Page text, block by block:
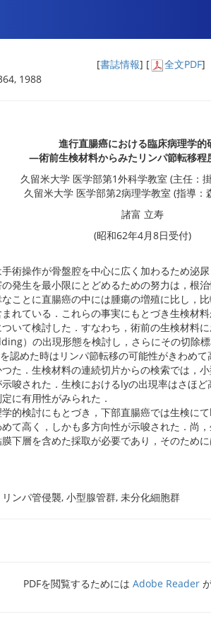
[書誌情報] [ 全文PDF]
1988
進行直腸癌における臨床病理学的
―術前生検材料からみたリンパ節転移
久留米大学 医学部第1外科学教室 (主任：
久留米大学 医学部第2病理学教室 (指導：
諸富 立寿
(昭和62年4月8日受付)
術操作が骨盤腔を中心に広く加わるため泌
発生を最小限にとどめるための努力は，根
ことに直腸癌の中には腫瘍の増殖に比し，
れている．これらの事実にもとづき生検材
いて検討した．すなわち，術前の生検材料
）の出現形態を検討し，さらにその切除
認めた時はリンパ節転移の可能性がきわめ
た．生検材料の連続切片からの検索では，
唆された．生検におけるlyの出現率はさほ
に有用性がみられた．
的検討にもとづき，下部直腸癌では生検に
て高く，しかも多方向性が示唆された．尚
下層を含めた採取が必要であり，そのため
ンパ管侵襲, 小型腺管群, 未分化細胞群
PDFを閲覧するためには Adobe Reader